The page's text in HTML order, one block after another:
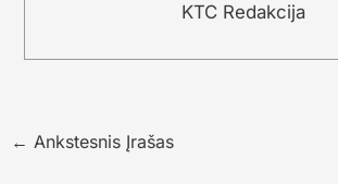
KTC Redakcija
← Ankstesnis Įrašas